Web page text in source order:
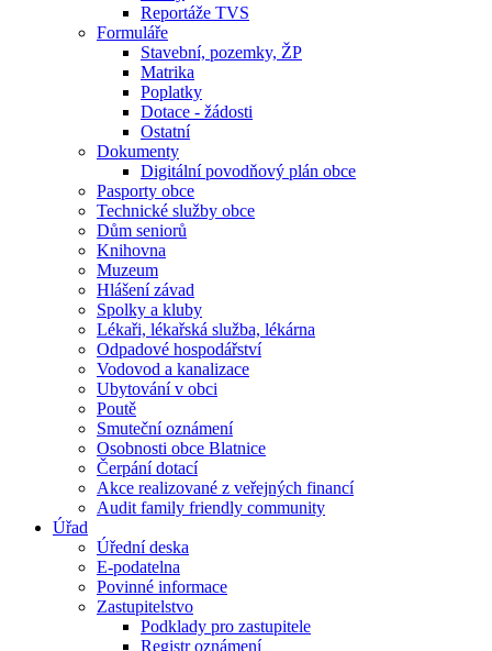
Reportáže TVS
Formuláře
Stavební, pozemky, ŽP
Matrika
Poplatky
Dotace - žádosti
Ostatní
Dokumenty
Digitální povodňový plán obce
Pasporty obce
Technické služby obce
Dům seniorů
Knihovna
Muzeum
Hlášení závad
Spolky a kluby
Lékaři, lékařská služba, lékárna
Odpadové hospodářství
Vodovod a kanalizace
Ubytování v obci
Poutě
Smuteční oznámení
Osobnosti obce Blatnice
Čerpání dotací
Akce realizované z veřejných financí
Audit family friendly community
Úřad
Úřední deska
E-podatelna
Povinné informace
Zastupitelstvo
Podklady pro zastupitele
Registr oznámení